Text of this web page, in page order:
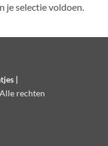
je selectie voldoen.
|
rechten